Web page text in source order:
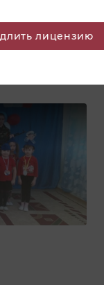
лицензию